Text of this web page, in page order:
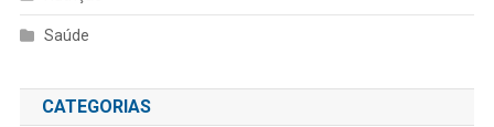
Saúde
CATEGORIAS